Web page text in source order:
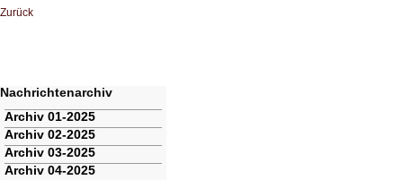
Zurück
Nachrichtenarchiv
Navigation
überspringen
Archiv 01-2025
Archiv 02-2025
Archiv 03-2025
Archiv 04-2025